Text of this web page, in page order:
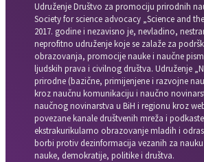
Udruženje Društvo za promociju prirodnih
Society for science advocacy „Science and
2017. godine i nezavisno je, nevladino,
neprofitno udruženje koje se zalaže za
obrazovanja, promocije nauke i naučne
ljudskih prava i civilnog društva. Udruženje
prirodne (bazične, primijenjene i razvojne
kroz naučnu komunikaciju i naučno
naučnog novinarstva u BiH i regionu kroz
povezane kanale društvenih mreža i
ekstrakurikularno obrazovanje mladih i
borbi protiv dezinformacija vezanih za
nauke, demokratije, politike i društva.